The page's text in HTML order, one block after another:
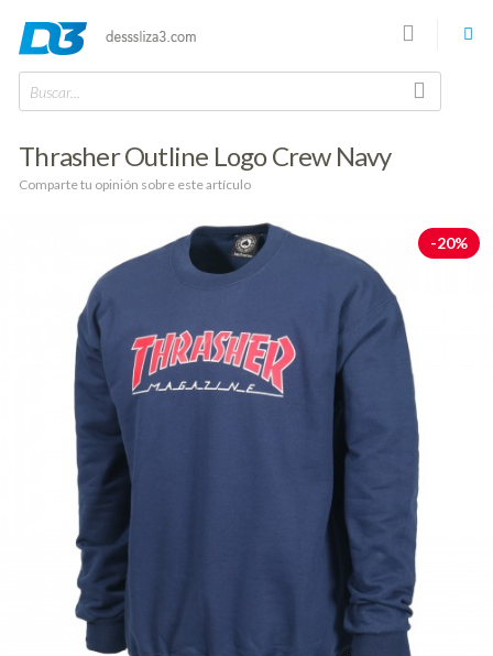
Buscar...
Thrasher Outline Logo Crew Navy
Comparte tu opinión sobre este artículo
-20%